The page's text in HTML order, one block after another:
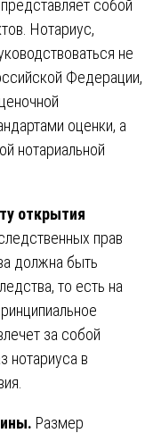
собой
Нотариус,
не
Федерации,
оценки, а
нотариальной
открытия
прав
должна быть
то есть на
за собой
нотариуса в
Размер